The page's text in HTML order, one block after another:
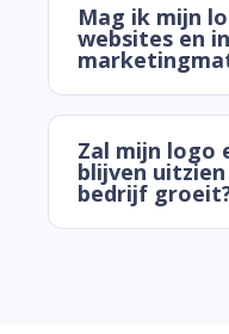
Mag ik mijn
websites en in
Zal mijn logo
blijven
bedrijf